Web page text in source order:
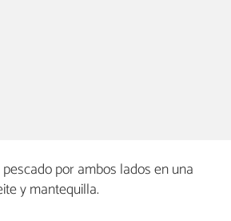
por ambos lados en una
y mantequilla.